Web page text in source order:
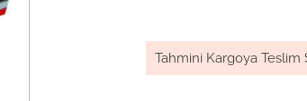
Tahmini Kargoya Teslim